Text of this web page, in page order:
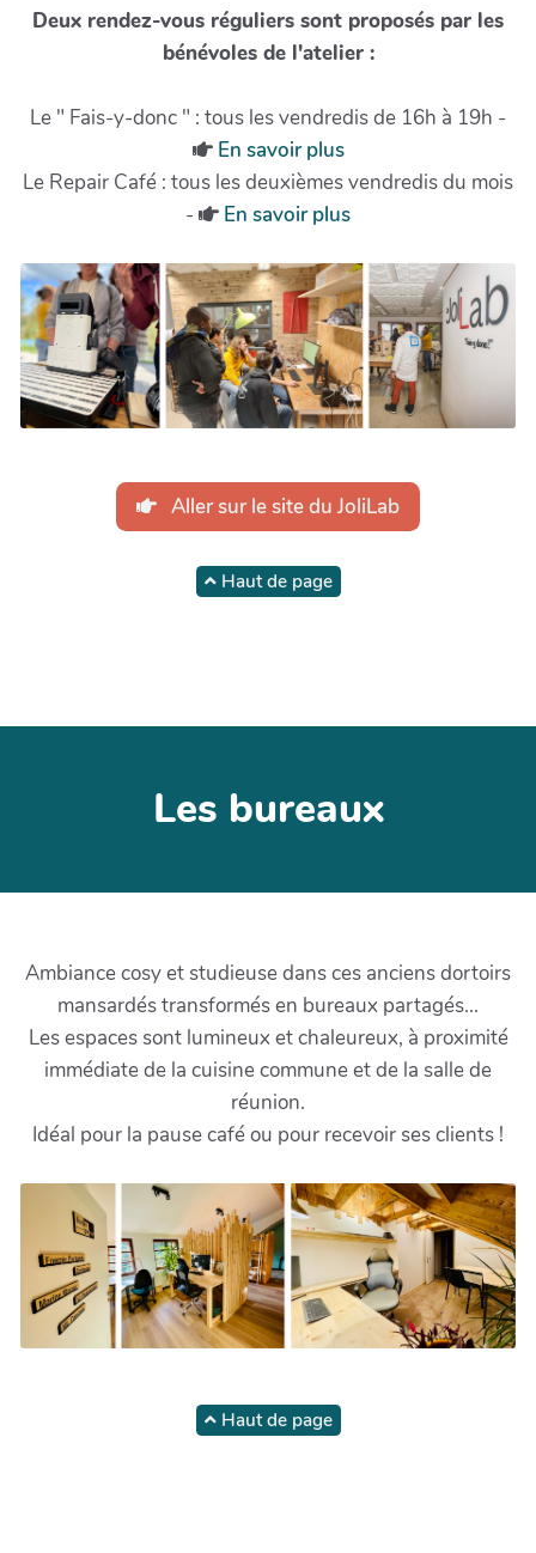
Deux rendez-vous réguliers sont proposés par les
bénévoles de l'atelier :
Le " Fais-y-donc " : tous les vendredis de 16h à 19h -
En savoir plus
Le Repair Café : tous les deuxièmes vendredis du mois
-
En savoir plus
Aller sur le site du JoliLab
Haut de page
Les bureaux
Ambiance cosy et studieuse dans ces anciens dortoirs
mansardés transformés en bureaux partagés...
Les espaces sont lumineux et chaleureux, à proximité
immédiate de la cuisine commune et de la salle de
réunion.
Idéal pour la pause café ou pour recevoir ses clients !
Haut de page